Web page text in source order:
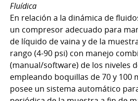
Fluídica
En relación a la dinámica de
un compresor adecuado para
de líquido de vaina y de la
rango (4-90 psi) con manejo
(manual/software) de los niveles
empleando boquillas de 70 y 100
posee un sistema automático